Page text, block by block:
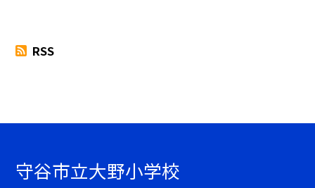
RSS
守谷市立大野小学校